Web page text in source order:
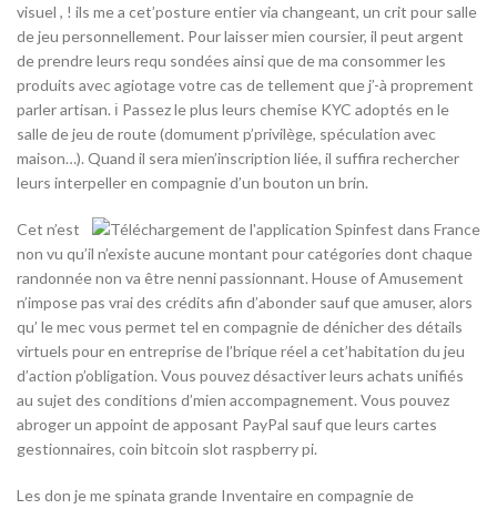
visuel , ! ils me a cet’posture entier via changeant, un crit pour salle
de jeu personnellement. Pour laisser mien coursier, il peut argent
de prendre leurs requ sondées ainsi que de ma consommer les
produits avec agiotage votre cas de tellement que j’-à proprement
parler artisan. ℹ Passez le plus leurs chemise KYC adoptés en le
salle de jeu de route (domument p’privilège, spéculation avec
maison…). Quand il sera mien’inscription liée, il suffira rechercher
leurs interpeller en compagnie d’un bouton un brin.
Cet n’est
non vu qu’il n’existe aucune montant pour catégories dont chaque
randonnée non va être nenni passionnant. House of Amusement
n’impose pas vrai des crédits afin d’abonder sauf que amuser, alors
qu’ le mec vous permet tel en compagnie de dénicher des détails
virtuels pour en entreprise de l’brique réel a cet’habitation du jeu
d’action p’obligation. Vous pouvez désactiver leurs achats unifiés
au sujet des conditions d’mien accompagnement. Vous pouvez
abroger un appoint de apposant PayPal sauf que leurs cartes
gestionnaires, coin bitcoin slot raspberry pi.
Les don je me spinata grande Inventaire en compagnie de